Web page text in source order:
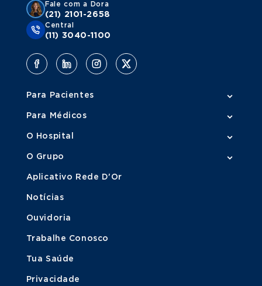
Fale com a Dora
(21) 2101-2658
Central
(11) 3040-1100
Para Pacientes
Para Médicos
O Hospital
O Grupo
Aplicativo Rede D'Or
Notícias
Ouvidoria
Trabalhe Conosco
Tua Saúde
Privacidade